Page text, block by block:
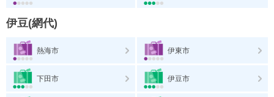
伊豆(網代)
熱海市 伊東市
下田市 伊豆市